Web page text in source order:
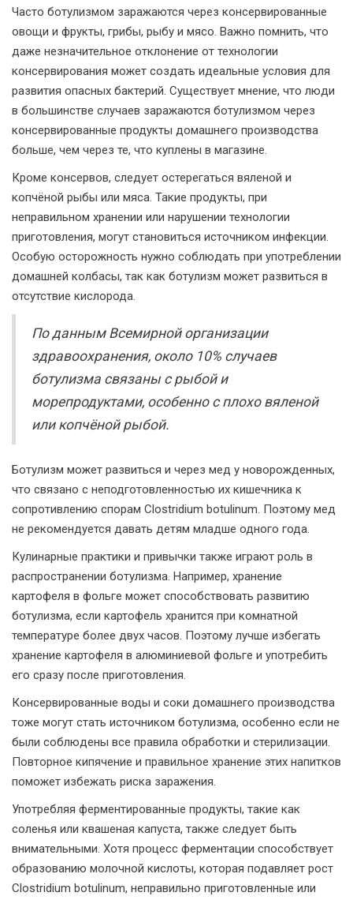
Часто ботулизмом заражаются через консервированные
овощи и фрукты, грибы, рыбу и мясо. Важно помнить, что
даже незначительное отклонение от технологии
консервирования может создать идеальные условия для
развития опасных бактерий. Существует мнение, что люди
в большинстве случаев заражаются ботулизмом через
консервированные продукты домашнего производства
больше, чем через те, что куплены в магазине.
Кроме консервов, следует остерегаться вяленой и
копчёной рыбы или мяса. Такие продукты, при
неправильном хранении или нарушении технологии
приготовления, могут становиться источником инфекции.
Особую осторожность нужно соблюдать при употреблении
домашней колбасы, так как ботулизм может развиться в
отсутствие кислорода.
По данным Всемирной организации
здравоохранения, около 10% случаев
ботулизма связаны с рыбой и
морепродуктами, особенно с плохо вяленой
или копчёной рыбой.
Ботулизм может развиться и через мед у новорожденных,
что связано с неподготовленностью их кишечника к
сопротивлению спорам Clostridium botulinum. Поэтому мед
не рекомендуется давать детям младше одного года.
Кулинарные практики и привычки также играют роль в
распространении ботулизма. Например, хранение
картофеля в фольге может способствовать развитию
ботулизма, если картофель хранится при комнатной
температуре более двух часов. Поэтому лучше избегать
хранение картофеля в алюминиевой фольге и употребить
его сразу после приготовления.
Консервированные воды и соки домашнего производства
тоже могут стать источником ботулизма, особенно если не
были соблюдены все правила обработки и стерилизации.
Повторное кипячение и правильное хранение этих напитков
поможет избежать риска заражения.
Употребляя ферментированные продукты, такие как
соленья или квашеная капуста, также следует быть
внимательными. Хотя процесс ферментации способствует
образованию молочной кислоты, которая подавляет рост
Clostridium botulinum, неправильно приготовленные или